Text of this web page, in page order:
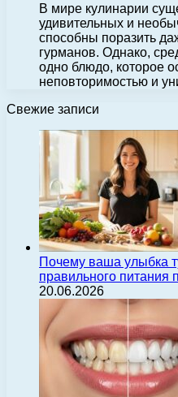
В мире кулинарии
удивительных и
способны поразить
гурманов. Однако,
одно блюдо, которое
неповторимостью и
Свежие записи
Почему ваша улыбка
правильного питания
20.06.2026